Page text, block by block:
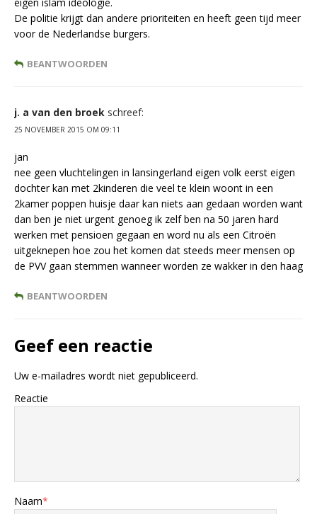
De politie krijgt dan andere prioriteiten en heeft geen tijd meer
voor de Nederlandse burgers.
BEANTWOORDEN
j. a van den broek schreef:
25 NOVEMBER 2015 OM 09:11
jan
nee geen vluchtelingen in lansingerland eigen volk eerst eigen
dochter kan met 2kinderen die veel te klein woont in een
2kamer poppen huisje daar kan niets aan gedaan worden want
dan ben je niet urgent genoeg ik zelf ben na 50 jaren hard
werken met pensioen gegaan en word nu als een Citroën
uitgeknepen hoe zou het komen dat steeds meer mensen op
de PVV gaan stemmen wanneer worden ze wakker in den haag
BEANTWOORDEN
Geef een reactie
Uw e-mailadres wordt niet gepubliceerd.
Reactie
Naam*